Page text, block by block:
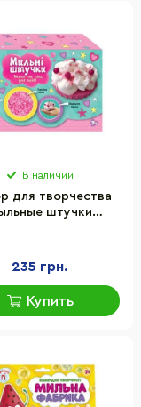
В наличии
для творчества
штучки
ванны
235 грн.
Купить